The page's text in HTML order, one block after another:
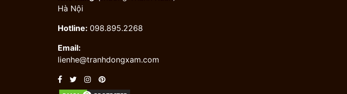
Hà Nội
Hotline: 098.895.2268
Email:
lienhe@tranhdongxam.com